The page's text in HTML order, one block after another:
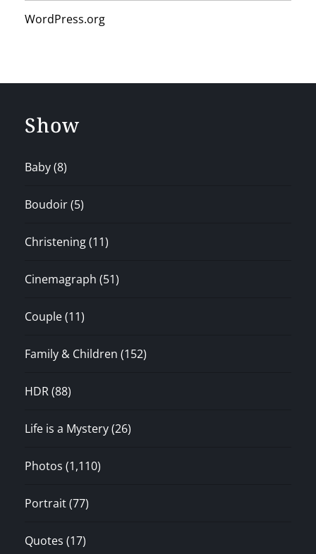
WordPress.org
Show
Baby(8)
Boudoir(5)
Christening(11)
Cinemagraph (51)
Couple(11)
Family & Children (152)
HDR(88)
Life is a Mystery(26)
Photos (1,110)
Portrait(77)
Quotes (17)